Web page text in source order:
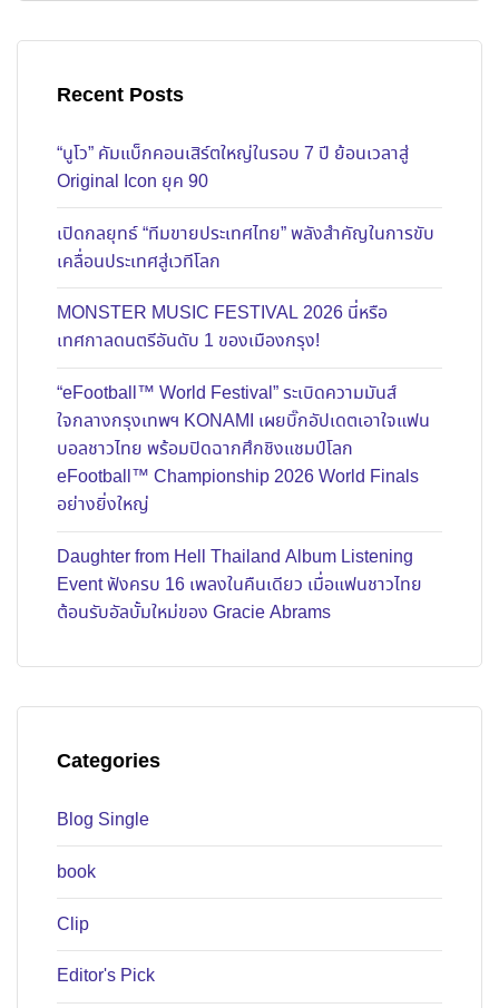
Recent Posts
“นูโว” คัมแบ็กคอนเสิร์ตใหญ่ในรอบ 7 ปี ย้อนเวลาสู่
Original Icon ยุค 90
เปิดกลยุทธ์ “ทีมขายประเทศไทย” พลังสำคัญในการขับ
เคลื่อนประเทศสู่เวทีโลก
MONSTER MUSIC FESTIVAL 2026 นี่หรือ
เทศกาลดนตรีอันดับ 1 ของเมืองกรุง!
“eFootball™ World Festival” ระเบิดความมันส์
ใจกลางกรุงเทพฯ KONAMI เผยบิ๊กอัปเดตเอาใจแฟน
บอลชาวไทย พร้อมปิดฉากศึกชิงแชมป์โลก
eFootball™ Championship 2026 World Finals
อย่างยิ่งใหญ่
Daughter from Hell Thailand Album Listening
Event ฟังครบ 16 เพลงในคืนเดียว เมื่อแฟนชาวไทย
ต้อนรับอัลบั้มใหม่ของ Gracie Abrams
Categories
Blog Single
book
Clip
Editor's Pick